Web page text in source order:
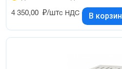
4 350,00 ₽/штс НДС В